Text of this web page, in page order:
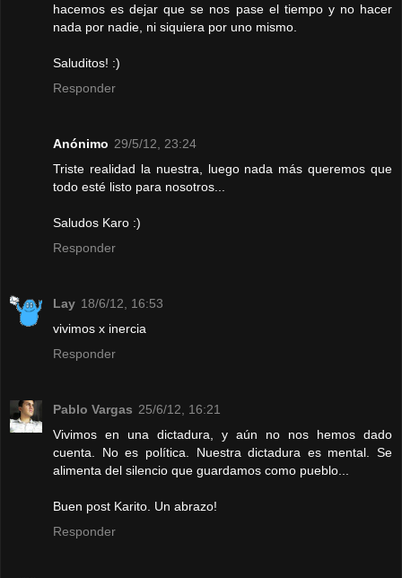
hacemos es dejar que se nos pase el tiempo y no hacer
nada por nadie, ni siquiera por uno mismo.
Saluditos! :)
Responder
Anónimo 29/5/12, 23:24
Triste realidad la nuestra, luego nada más queremos que
todo esté listo para nosotros...
Saludos Karo :)
Responder
Lay 18/6/12, 16:53
vivimos x inercia
Responder
Pablo Vargas 25/6/12, 16:21
Vivimos en una dictadura, y aún no nos hemos dado
cuenta. No es política. Nuestra dictadura es mental. Se
alimenta del silencio que guardamos como pueblo...
Buen post Karito. Un abrazo!
Responder